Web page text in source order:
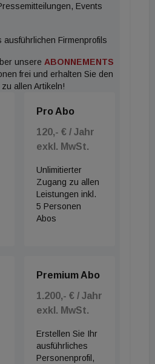
zu können, empfiehlt die
können durch die Nutzung
in der ÖGNI
Verstärkt durch eine
wie Ökobilanz,
CSRD und Co. mit
können.
Events
ausführlichen Firmenprofils
unsere ABONNEMENTS
frei und erhalten Sie den
allen Artikeln!
Pro Abo
120,- € / Jahr
exkl. MwSt.
Unlimitierter
Zugang zu allen
Leistungen inkl.
5 Personen
Abos
Premium Abo
1.200,- € / Jahr
exkl. MwSt.
Erstellen Sie Ihr
ausführliches
Personenprofil,